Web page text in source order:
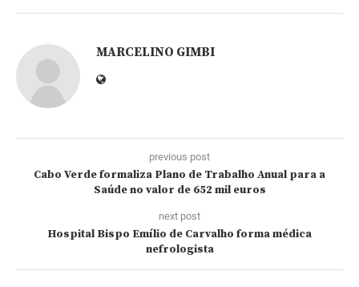
MARCELINO GIMBI
previous post
Cabo Verde formaliza Plano de Trabalho Anual para a
Saúde no valor de 652 mil euros
next post
Hospital Bispo Emílio de Carvalho forma médica
nefrologista